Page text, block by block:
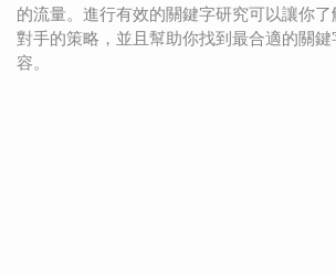
的流量。進行有效的關鍵字研究可以讓你
對手的策略，並且幫助你找到最合適的關
容。